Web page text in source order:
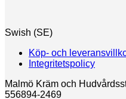
Swish (SE)
Köp- och
Integritetspolicy
Malmö Kräm och
556894-2469